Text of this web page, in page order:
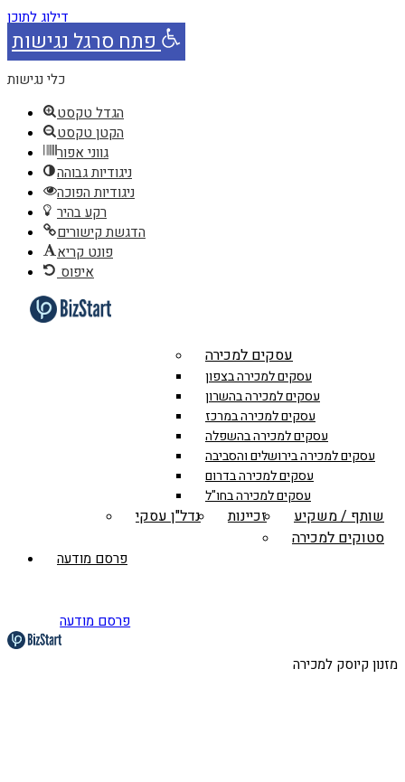
דילוג לתוכן
פתח סרגל נגישות
כלי נגישות
הגדל טקסט
הקטן טקסט
גווני אפור
ניגודיות גבוהה
ניגודיות הפוכה
רקע בהיר
הדגשת קישורים
פונט קריא
איפוס
עסקים למכירה
עסקים למכירה בצפון
עסקים למכירה בהשרון
עסקים למכירה במרכז
עסקים למכירה בהשפלה
עסקים למכירה בירושלים והסביבה
עסקים למכירה בדרום
עסקים למכירה בחו"ל
שותף / משקיע זכיינות
נדל"ן עסקי
סטוקים למכירה
פרסם מודעה
פרסם מודעה
מזנון קיוסק למכירה